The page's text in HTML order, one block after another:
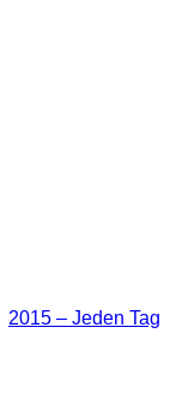
2015 – Jeden Tag